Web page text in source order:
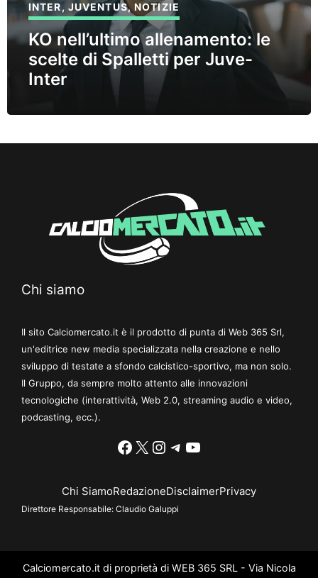
INTER, JUVENTUS,NOTIZIE
KO nell’ultimo allenamento: le
scelte di Spalletti per Juve-
Inter
Chi siamo
Il sito Calciomercato.it è il prodotto di punta di Web 365 Srl,
un'editrice new media specializzata nella creazione e nello
sviluppo di testate a sfondo calcistico-sportivo, ma non solo.
Il Gruppo, da sempre molto attento alle innovazioni
tecnologiche (interattività, Web 2.0, streaming audio e video,
podcasting, ecc.).
Facebook
X Instagram
Telegram
YouTube
Chi SiamoRedazioneDisclaimerPrivacy
Direttore Responsabile: Claudio Galuppi
Calciomercato.it di proprietà di WEB 365 SRL - Via Nicola